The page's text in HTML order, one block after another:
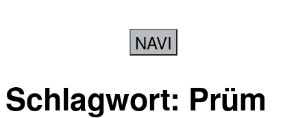
NAVI
Schlagwort: Prüm